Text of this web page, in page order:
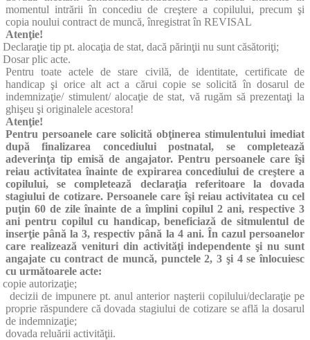
momentul intrării în concediu de creştere a copilului, precum şi
copia noului contract de muncă, înregistrat în REVISAL
Atenţie!
Declaraţie tip pt. alocaţia de stat, dacă părinţii nu sunt căsătoriţi;
Dosar plic acte.
Pentru toate actele de stare civilă, de identitate, certificate de
handicap şi orice alt act a cărui copie se solicită în dosarul de
indemnizaţie/ stimulent/ alocaţie de stat, vă rugăm să prezentaţi la
ghişeu şi originalele acestora!
Atenţie!
Pentru persoanele care solicită obţinerea stimulentului imediat
după finalizarea concediului postnatal, se completează
adeverinţa tip emisă de angajator. Pentru persoanele care îşi
reiau activitatea înainte de expirarea concediului de creştere a
copilului, se completează declaraţia referitoare la dovada
stagiului de cotizare. Persoanele care îşi reiau activitatea cu cel
puţin 60 de zile înainte de a împlini copilul 2 ani, respective 3
ani pentru copilul cu handicap, beneficiază de sitmulentul de
inserţie până la 3, respectiv până la 4 ani. În cazul persoanelor
care realizează venituri din activităţi independente şi nu sunt
angajate cu contract de muncă, punctele 2, 3 şi 4 se înlocuiesc
cu următoarele acte:
copie autorizaţie;
decizii de impunere pt. anul anterior naşterii copilului/declaraţie pe
proprie răspundere că dovada stagiului de cotizare se află la dosarul
de indemnizaţie;
dovada reluării activităţii.